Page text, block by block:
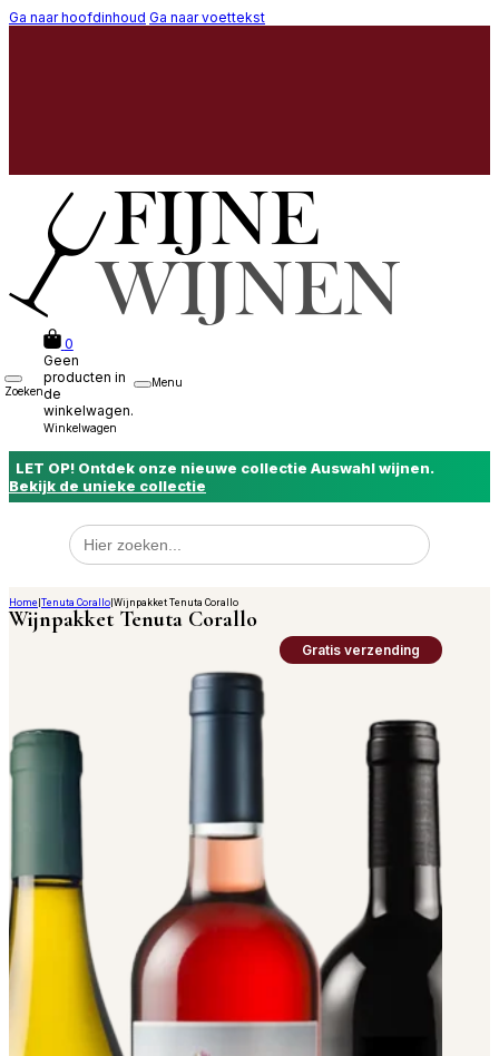
Ga naar hoofdinhoud Ga naar voettekst
Zoeken
0
Geen
producten in
de
winkelwagen.
Winkelwagen
Menu
LET OP! Ontdek onze nieuwe collectie Auswahl wijnen.
Bekijk de unieke collectie
Zoek
naar:
Home Tenuta Corallo Wijnpakket Tenuta Corallo
Wijnpakket Tenuta Corallo
Gratis verzending